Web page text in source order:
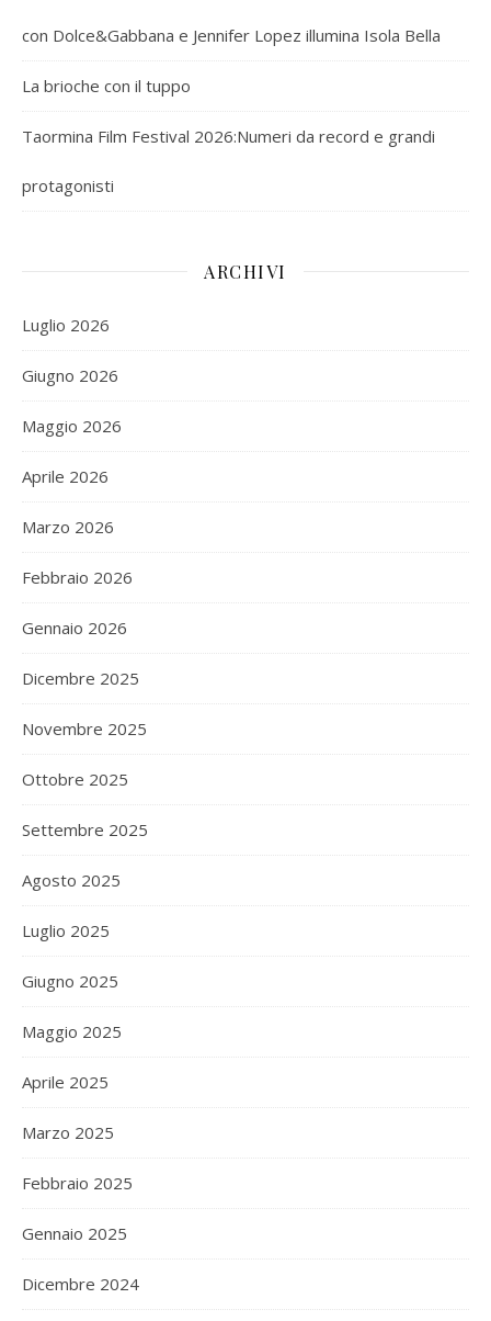
con Dolce&Gabbana e Jennifer Lopez illumina Isola Bella
La brioche con il tuppo
Taormina Film Festival 2026:Numeri da record e grandi
protagonisti
ARCHIVI
Luglio 2026
Giugno 2026
Maggio 2026
Aprile 2026
Marzo 2026
Febbraio 2026
Gennaio 2026
Dicembre 2025
Novembre 2025
Ottobre 2025
Settembre 2025
Agosto 2025
Luglio 2025
Giugno 2025
Maggio 2025
Aprile 2025
Marzo 2025
Febbraio 2025
Gennaio 2025
Dicembre 2024